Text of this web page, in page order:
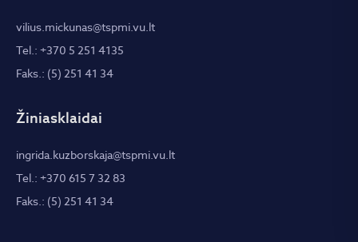
vilius.mickunas@tspmi.vu.lt
Tel.: +370 5 251 4135
Faks.: (5) 251 41 34
Žiniasklaidai
ingrida.kuzborskaja@tspmi.vu.lt
Tel.: +370 615 7 32 83
Faks.: (5) 251 41 34